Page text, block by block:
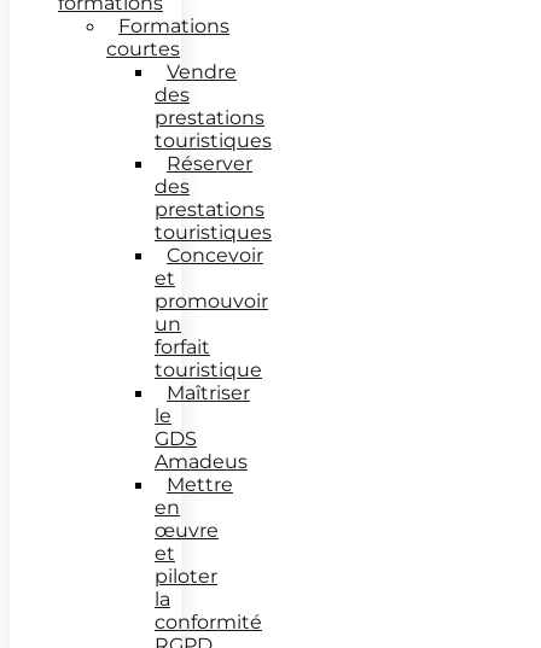
Formations
courtes
Vendre
des
prestations
touristiques
Réserver
des
prestations
touristiques
Concevoir
et
promouvoir
un
forfait
touristique
Maîtriser
le
GDS
Amadeus
Mettre
en
œuvre
et
piloter
la
conformité